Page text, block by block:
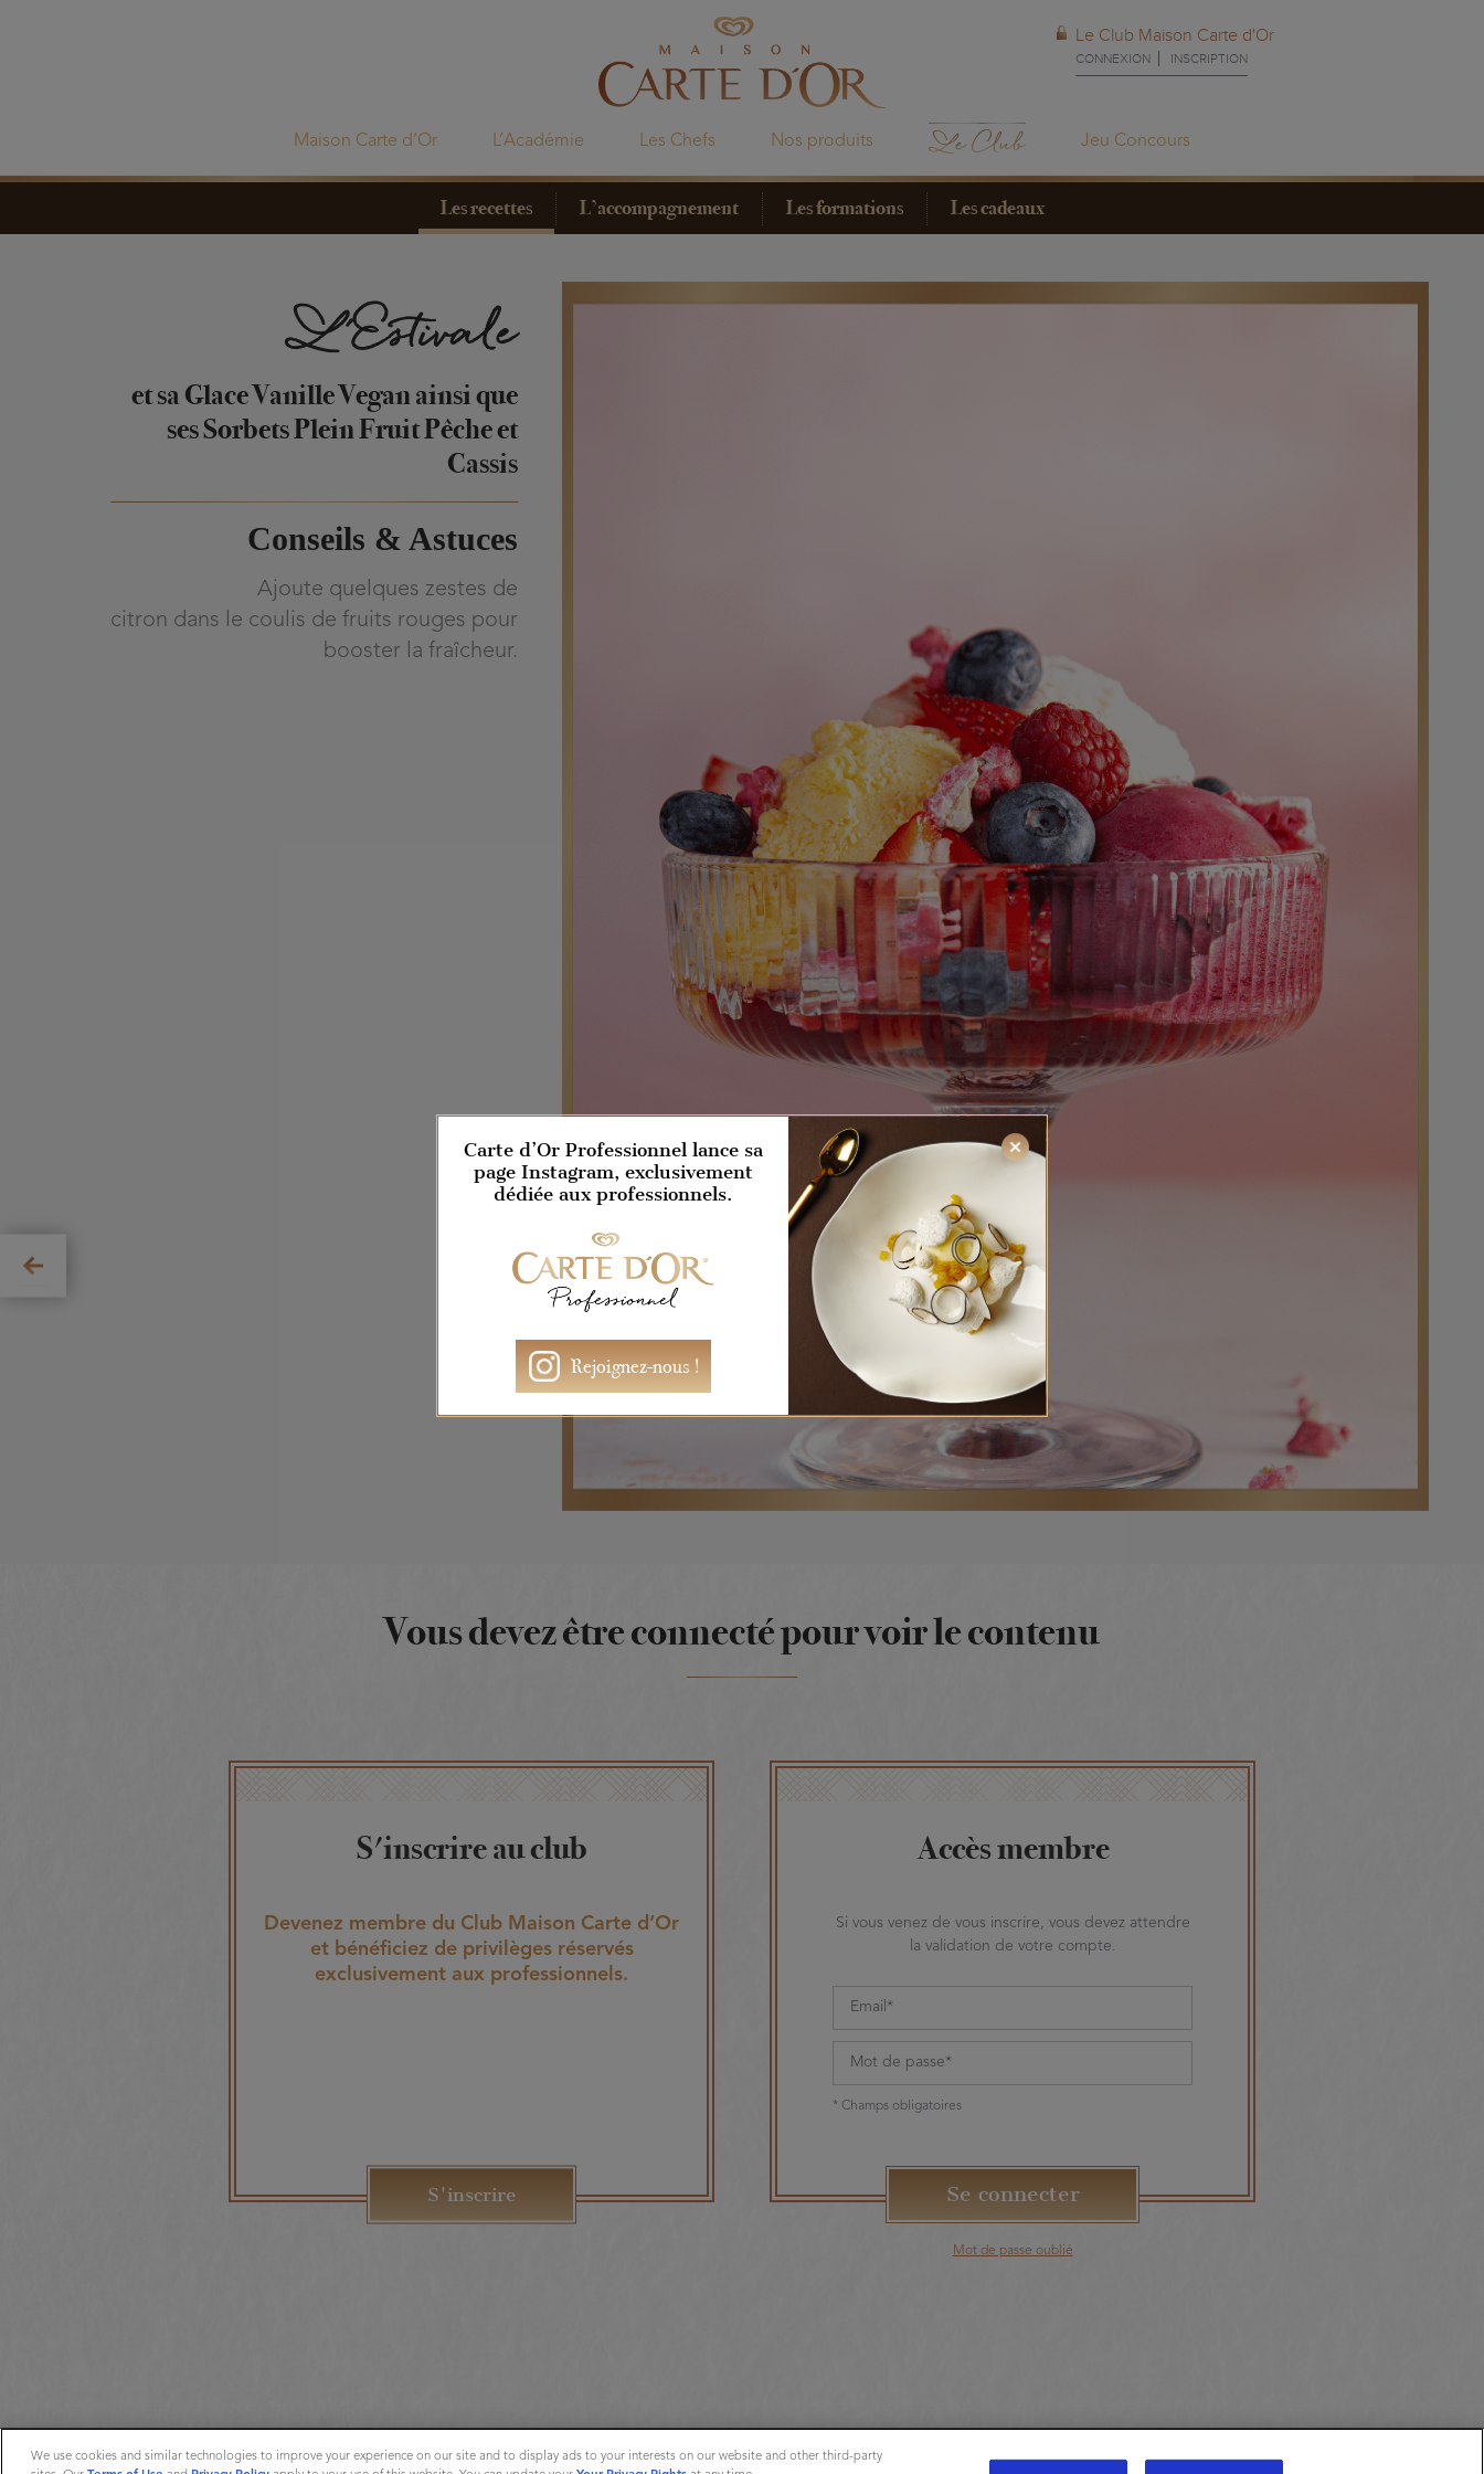
Maison Carte d’Or L’Académie Les Chefs Nos produits Jeu Concours
Le Club Maison Carte d'Or
CONNEXION INSCRIPTION
Les recettes L’accompagnement Les formations Les cadeaux
L'Estivale
et sa Glace Vanille Vegan ainsi que
ses Sorbets Plein Fruit Pêche et
Cassis
Conseils & Astuces
Ajoute quelques zestes de
citron dans le coulis de fruits rouges pour
booster la fraîcheur.
Vous devez être connecté pour voir le contenu
S'inscrire au club
Devenez membre du Club Maison Carte d‘Or
et bénéficiez de privilèges réservés
exclusivement aux professionnels.
S'inscrire
Accès membre
Si vous venez de vous inscrire, vous devez attendre
la validation de votre compte.
* Champs obligatoires
Mot de passe oublié
Carte d’Or Professionnel lance sa
page Instagram, exclusivement
dédiée aux professionnels.
Rejoignez-nous !
We use cookies and similar technologies to improve your experience on our site and to display ads to your interests on our website and other third-party